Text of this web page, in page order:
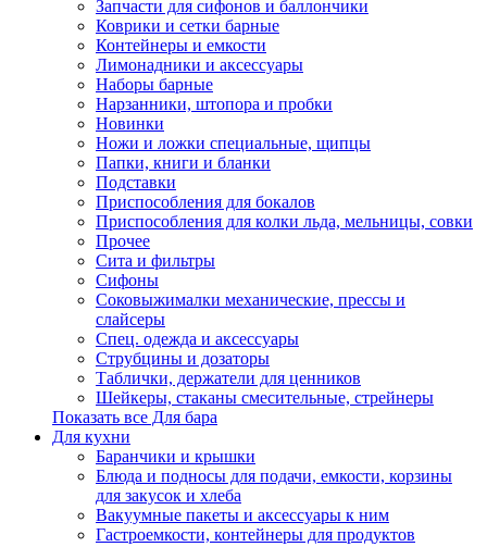
Запчасти для сифонов и баллончики
Коврики и сетки барные
Контейнеры и емкости
Лимонадники и аксессуары
Наборы барные
Нарзанники, штопора и пробки
Новинки
Ножи и ложки специальные, щипцы
Папки, книги и бланки
Подставки
Приспособления для бокалов
Приспособления для колки льда, мельницы, совки
Прочее
Сита и фильтры
Сифоны
Соковыжималки механические, прессы и
слайсеры
Спец. одежда и аксессуары
Струбцины и дозаторы
Таблички, держатели для ценников
Шейкеры, стаканы смесительные, стрейнеры
Показать все Для бара
Для кухни
Баранчики и крышки
Блюда и подносы для подачи, емкости, корзины
для закусок и хлеба
Вакуумные пакеты и аксессуары к ним
Гастроемкости, контейнеры для продуктов